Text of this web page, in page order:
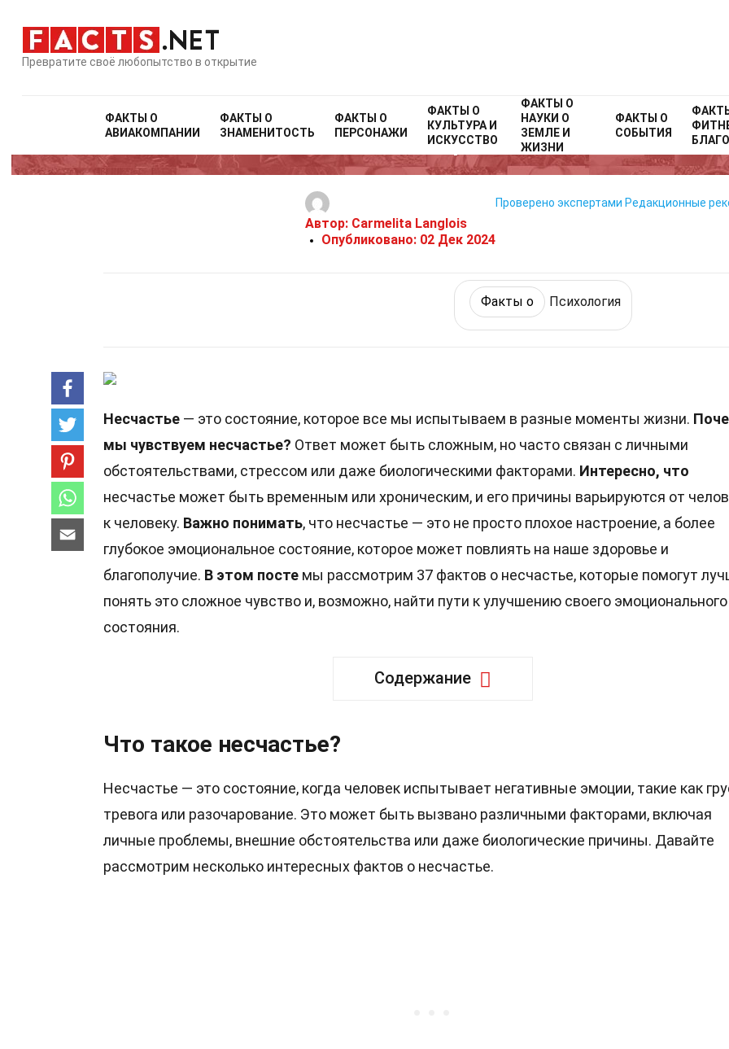
Превратите своё любопытство в открытие
ФАКТЫ О
АВИАКОМПАНИИ
ФАКТЫ О
ЗНАМЕНИТОСТЬ
ФАКТЫ О
ПЕРСОНАЖИ
ФАКТЫ О
КУЛЬТУРА И
ИСКУССТВО
ФАКТЫ О
НАУКИ О
ЗЕМЛЕ И
ЖИЗНИ
ФАКТЫ О
СОБЫТИЯ
Home Факты оФитнес и благополучие Факты о
37 Факты О Несчастье
Автор: Carmelita Langlois
Опубликовано: 02 Дек 2024
Проверено экспертами Редакционные
Факты о Психология
Несчастье — это состояние, которое все мы испытываем в разные моменты жизни.
мы чувствуем несчастье? Ответ может быть сложным, но часто связан с личными
обстоятельствами, стрессом или даже биологическими факторами. Интересно, что
несчастье может быть временным или хроническим, и его причины варьируются от
к человеку. Важно понимать, что несчастье — это не просто плохое настроение, а более
глубокое эмоциональное состояние, которое может повлиять на наше здоровье и
благополучие. В этом посте мы рассмотрим 37 фактов о несчастье, которые помогут
понять это сложное чувство и, возможно, найти пути к улучшению своего эмоционального
состояния.
Содержание
Что такое несчастье?
Несчастье — это состояние, когда человек испытывает негативные эмоции, такие как
тревога или разочарование. Это может быть вызвано различными факторами, включая
личные проблемы, внешние обстоятельства или даже биологические причины. Давайте
рассмотрим несколько интересных фактов о несчастье.